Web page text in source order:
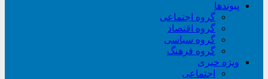
پیوندها
گروه اجتماعی
گروه اقتصاد
گروه سیاسی
گروه فرهنگ
ویژه خبری
اجتماعی